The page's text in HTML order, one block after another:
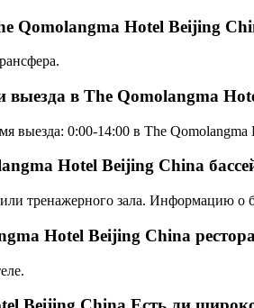
Qomolangma Hotel Beijing
выезда в The Qomolangma
выезда: 0:00-14:00 в The
Hotel Beijing China
тренажерного зала. Информацию о
Hotel Beijing China